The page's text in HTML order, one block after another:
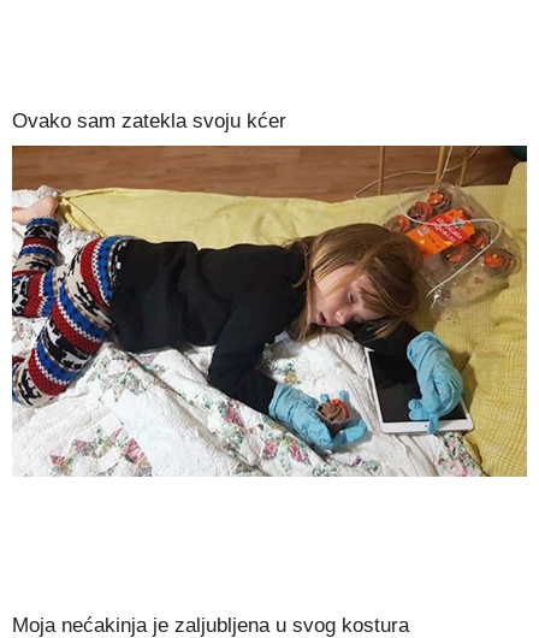
Ovako sam zatekla svoju kćer
Moja nećakinja je zaljubljena u svog kostura